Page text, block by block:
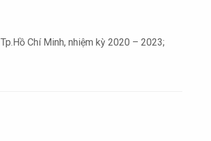
Chí Minh, nhiệm kỳ 2020 – 2023;